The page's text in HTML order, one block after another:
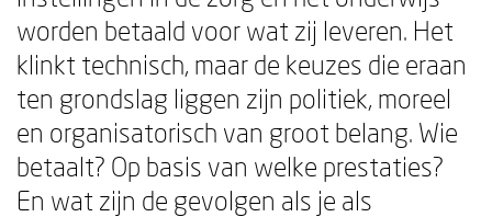
worden betaald voor wat zij leveren. Het
klinkt technisch, maar de keuzes die eraan
ten grondslag liggen zijn politiek, moreel
en organisatorisch van groot belang. Wie
betaalt? Op basis van welke prestaties?
En wat zijn de gevolgen als je als